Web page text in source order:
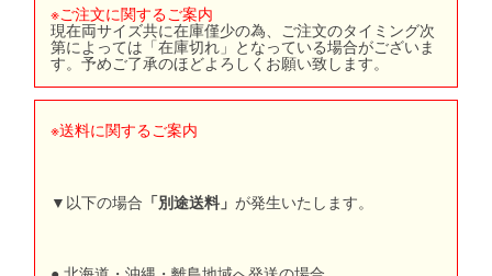
※ご注文に関するご案内
現在両サイズ共に在庫僅少の為、ご注文のタイミング次
第によっては「在庫切れ」となっている場合がございま
す。予めご了承のほどよろしくお願い致します。
※送料に関するご案内
▼以下の場合 「別途送料」 が発生いたします。